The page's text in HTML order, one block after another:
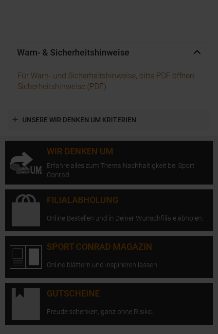
Warn- & Sicherheitshinweise
Für Warn- und Sicherheitshinweise, bitte PDF öffnen:
Sicherheitshinweise (PDF)
UNSERE WIR DENKEN UM KRITERIEN
WIR DENKEN UM
Erfahre alles zum Thema Nachhaltigkeit bei Sport
Conrad.
FILIALABHOLUNG
Online Bestellen und in Deiner Wunschfiliale abholen.
SPORT CONRAD MAGAZIN
Online blättern und inspirieren lassen.
GUTSCHEINE
Freude schenken, ganz ohne Risiko.